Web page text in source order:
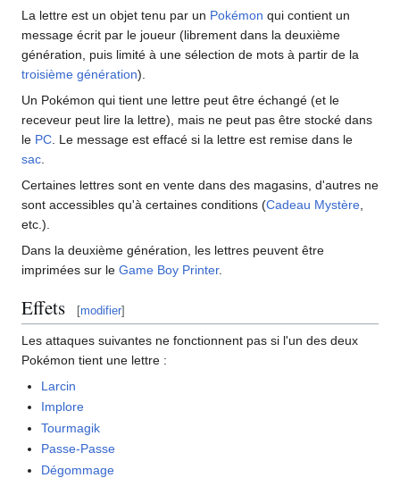
La lettre est un objet tenu par un Pokémon qui contient un
message écrit par le joueur (librement dans la deuxième
génération, puis limité à une sélection de mots à partir de la
troisième génération).
Un Pokémon qui tient une lettre peut être échangé (et le
receveur peut lire la lettre), mais ne peut pas être stocké dans
le PC . Le message est effacé si la lettre est remise dans le
sac
Certaines lettres sont en vente dans des magasins, d'autres ne
sont accessibles qu'à certaines conditions (Cadeau Mystère
etc.).
Dans la deuxième génération, les lettres peuvent être
imprimées sur le Game Boy Printer.
Effets [modifier]
Les attaques suivantes ne fonctionnent pas si l'un des deux
Pokémon tient une lettre :
Larcin
Implore
Tourmagik
Passe-Passe
Dégommage